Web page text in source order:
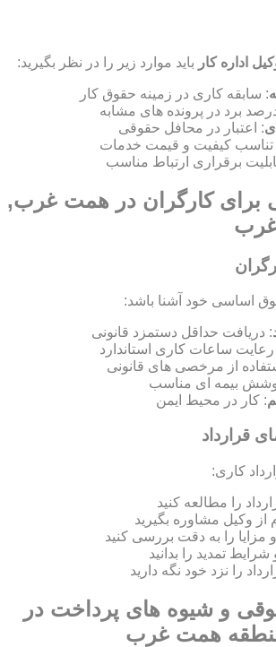
اداره کار باید موارد زیر را در نظر بگیرید:
: سابقه کاری در زمینه حقوق کار
برد در پرونده های مشابه
: اعتبار در محافل حقوقی
تناسب کیفیت و قیمت خدمات
برقراری ارتباط مناسب
برای کارگران در همت غرب,
اساسی خود آشنا باشد:
: دریافت حداقل دستمزد قانونی
رعایت ساعات کاری استاندارد
از مرخصی های قانونی
بیمه ای مناسب
: کار در محیط ایمن
قرارداد
کاری:
را مطالعه کنید
از وکیل مشاوره بگیرید
را به دقت بررسی کنید
تمدید را بدانید
را نزد خود نگه دارید
و شیوه های پرداخت در
همت غرب